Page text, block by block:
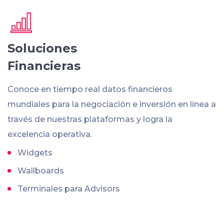
Soluciones
Financieras
Conoce en tiempo real datos financieros
mundiales para la negociación e inversión en línea a
través de nuestras plataformas y logra la
excelencia operativa.
Widgets
Wallboards
Terminales para Advisors